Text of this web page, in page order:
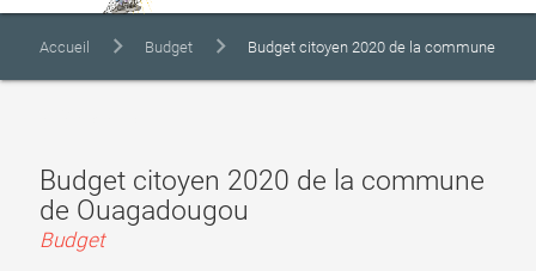
Accueil Budget Budget citoyen 2020 de la commune
Budget citoyen 2020 de la commune
de Ouagadougou
Budget